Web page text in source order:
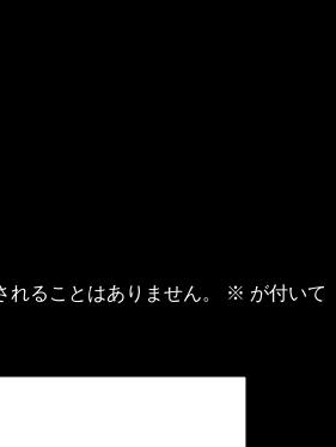
ることはありません。 ※ が付いて